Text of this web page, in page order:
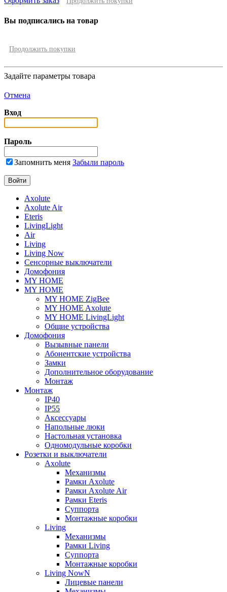
Вы подписались на товар
Продолжить покупки
Задайте параметры товара
Отмена
Вход
Пароль
Запомнить меня Забыли пароль
Axolute
Axolute Air
Eteris
LivingLight
Air
Living
Living Now
Сенсорные выключатели
Домофония
MY HOME
MY HOME
MY HOME ZigBee
MY HOME Axolute
MY HOME LivingLight
Общие устройства
Домофония
Вызывные панели
Абонентские устройства
Замки
Дополнительное оборудование
Монтаж
Монтаж
IP40
IP55
Аксессуары
Напольные люки
Настольная установка
Одномодульные коробки
Розетки и выключатели
Axolute
Механизмы
Рамки Axolute
Рамки Axolute Air
Рамки Eteris
Суппорта
Монтажные коробки
Living
Механизмы
Рамки Living
Суппорта
Монтажные коробки
Living NowN
Лицевые панели